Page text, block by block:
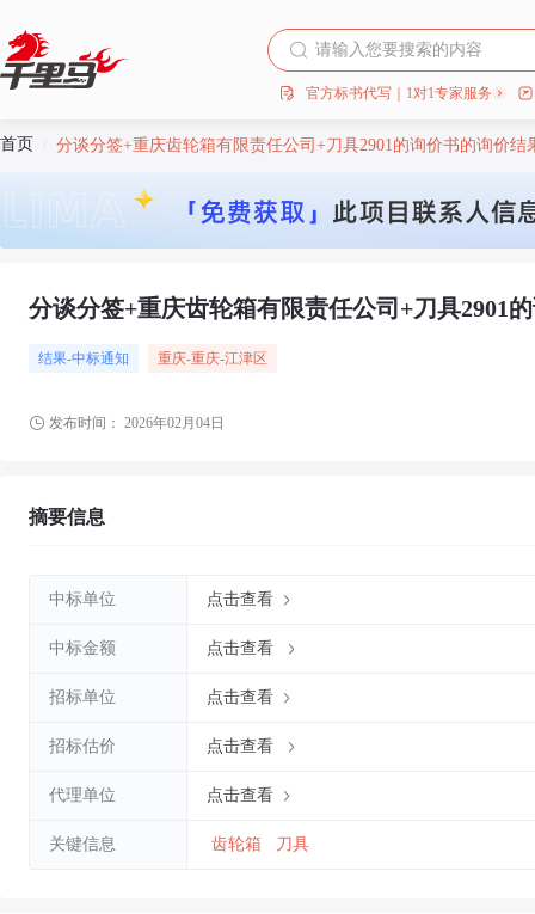
官方标书代写｜1对1专家服务
首页 分谈分签+重庆齿轮箱有限责任公司+刀具2901的询价书的询价结
分谈分签+重庆齿轮箱有限责任公司+刀具2901
结果-中标通知 重庆-重庆-江津区
发布时间： 2026年02月04日
摘要信息
中标单位 点击查看
中标金额 点击查看
招标单位 点击查看
招标估价 点击查看
代理单位 点击查看
关键信息 齿轮箱 刀具